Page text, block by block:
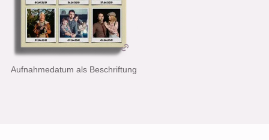
Aufnahmedatum als Beschriftung